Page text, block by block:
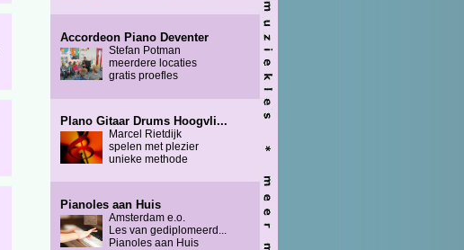
Accordeon Piano Deventer
Stefan Potman
meerdere locaties
gratis proefles
PIano Gitaar Drums Hoogvli...
Marcel Rietdijk
spelen met plezier
unieke methode
Pianoles aan Huis
Amsterdam e.o.
Les van gediplomeerd...
Pianoles aan Huis